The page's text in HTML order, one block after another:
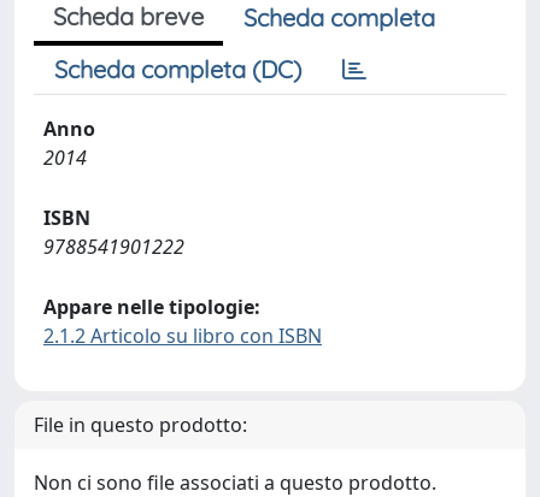
Scheda breve
Scheda completa
Scheda completa (DC)
Anno
2014
ISBN
9788541901222
Appare nelle tipologie:
2.1.2 Articolo su libro con ISBN
File in questo prodotto:
Non ci sono file associati a questo prodotto.